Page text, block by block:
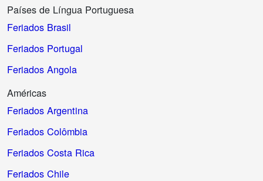
Países de Língua Portuguesa
Feriados Brasil
Feriados Portugal
Feriados Angola
Américas
Feriados Argentina
Feriados Colômbia
Feriados Costa Rica
Feriados Chile